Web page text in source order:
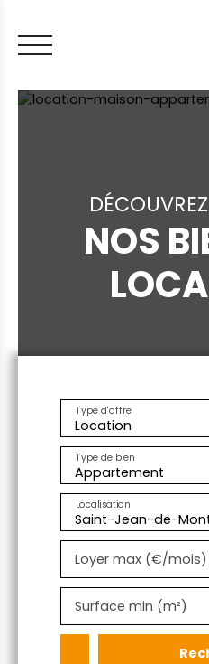
ACHETER VENDRE
NOS
Location
Type d'offre
Appartement
Type de bien
Saint-Jean-de-
Localisation
Loyer max (€/mois)
Surface min (m²)